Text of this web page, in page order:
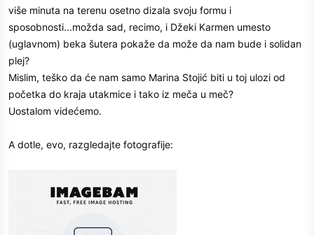
više minuta na terenu osetno dizala svoju formu i
sposobnosti...možda sad, recimo, i Džeki Karmen umesto
(uglavnom) beka šutera pokaže da može da nam bude i solidan
plej?
Mislim, teško da će nam samo Marina Stojić biti u toj ulozi od
početka do kraja utakmice i tako iz meča u meč?
Uostalom videćemo.
A dotle, evo, razgledajte fotografije: